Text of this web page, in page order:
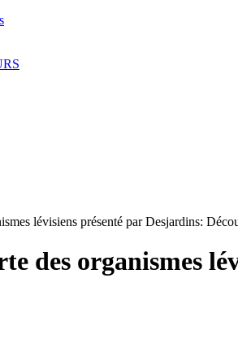
des organismes